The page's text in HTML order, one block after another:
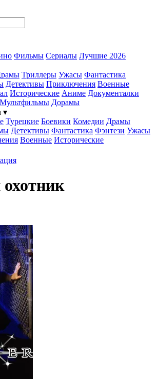
Фильмы Сериалы Лучшие 2026
Триллеры Ужасы Фантастика
Детективы Приключения Военные
Исторические Аниме Документалки
Мультфильмы Дорамы
▾
Турецкие Боевики Комедии Драмы
Детективы Фантастика Фэнтези Ужасы
Военные Исторические